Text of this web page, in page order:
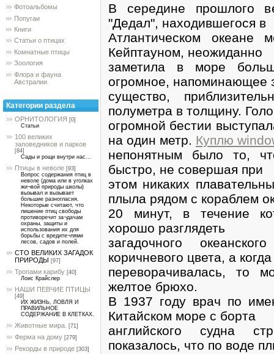
Фотоальбомы
Попугаи
Книги
Статьи о птицах
Комнатные птицы
Зоология
Флора и фауна
Австралии
Категории раздела
ОРНИТОЛОГИЯ [0]
Статьи
100 великих
заповедников и парков
[84]
Сады и рощи внутри нас...
Птицы в неволе [93]
Вопрос содержания птиц в
неволе (дома или в уголках
жи¬вой природы школы)
вызывал и вызывает
большие разногласия.
Некоторые считают, что
лишение птиц свободы
противоречит за¬дачам
охраны, защиты и
использования их для
борьбы с вредите¬лями
лесов, садов и полей.
СТО ВЕЛИКИХ ЗАГАДОК
ПРИРОДЫ [97]
Тропами карибу [40]
Лоис Крайслер
НАШИ ПЕВЧИЕ ПТИЦЫ
[49]
ИХ ЖИЗНЬ, ЛОВЛЯ И
ПРАВИЛЬНОЕ
СОДЕРЖАНИЕ В КЛЕТКАХ.
Животные мира. [71]
Ферма на дому [279]
Рекорды в природе [303]
В середине прошлого
"Дедал", находившегося в
Атлантическом
Кейптауном, неожиданно
заметила в море
огромное, напоминающее
существо,
полуметра в толщину.
огромной бестии
на один метр. Куплю
непонятным было то,
быстро, не совершая при
этом никаких
плыла рядом с кораблем
20 минут, в течение
хорошо разглядеть
загадочного
коричневого цвета, а
переворачивалась, то
желтое брюхо.
В 1937 году врач по
Китайском море с борта
английского судна
показалось, что по воде